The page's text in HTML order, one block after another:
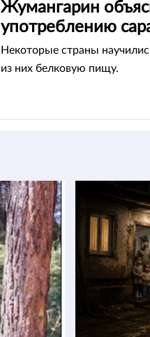
Жумангарин
употреблению
Некоторые страны
из них белковую пищу.